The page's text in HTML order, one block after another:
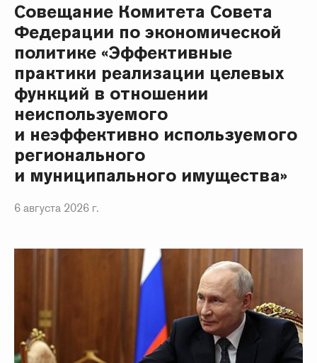
Совещание Комитета Совета
Федерации по экономической
политике «Эффективные
практики реализации целевых
функций в отношении
неиспользуемого
и неэффективно используемого
регионального
и муниципального имущества»
6 августа 2026 г.